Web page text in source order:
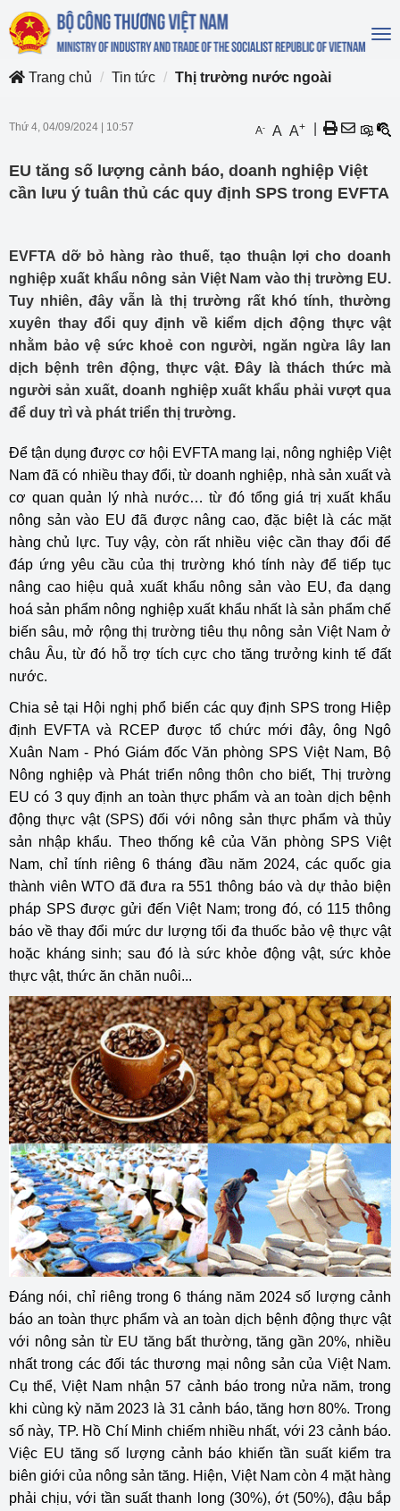
Trang chủ
Tin tức Thị trường nước ngoài
Thứ 4, 04/09/2024 10:57 A- A A+
EU tăng số lượng cảnh báo, doanh nghiệp Việt
cần lưu ý tuân thủ các quy định SPS trong EVFTA
EVFTA dỡ bỏ hàng rào thuế, tạo thuận lợi cho doanh
nghiệp xuất khẩu nông sản Việt Nam vào thị trường EU.
Tuy nhiên, đây vẫn là thị trường rất khó tính, thường
xuyên thay đổi quy định về kiểm dịch động thực vật
nhằm bảo vệ sức khoẻ con người, ngăn ngừa lây lan
dịch bệnh trên động, thực vật. Đây là thách thức mà
người sản xuất, doanh nghiệp xuất khẩu phải vượt qua
để duy trì và phát triển thị trường.
Để tận dụng được cơ hội EVFTA mang lại, nông nghiệp Việt
Nam đã có nhiều thay đổi, từ doanh nghiệp, nhà sản xuất và
cơ quan quản lý nhà nước… từ đó tổng giá trị xuất khẩu
nông sản vào EU đã được nâng cao, đặc biệt là các mặt
hàng chủ lực. Tuy vậy, còn rất nhiều việc cần thay đổi để
đáp ứng yêu cầu của thị trường khó tính này để tiếp tục
nâng cao hiệu quả xuất khẩu nông sản vào EU, đa dạng
hoá sản phẩm nông nghiệp xuất khẩu nhất là sản phẩm chế
biến sâu, mở rộng thị trường tiêu thụ nông sản Việt Nam ở
châu Âu, từ đó hỗ trợ tích cực cho tăng trưởng kinh tế đất
nước.
Chia sẻ tại Hội nghị phổ biến các quy định SPS trong Hiệp
định EVFTA và RCEP được tổ chức mới đây, ông Ngô
Xuân Nam - Phó Giám đốc Văn phòng SPS Việt Nam, Bộ
Nông nghiệp và Phát triển nông thôn cho biết, Thị trường
EU có 3 quy định an toàn thực phẩm và an toàn dịch bệnh
động thực vật (SPS) đối với nông sản thực phẩm và thủy
sản nhập khẩu. Theo thống kê của Văn phòng SPS Việt
Nam, chỉ tính riêng 6 tháng đầu năm 2024, các quốc gia
thành viên WTO đã đưa ra 551 thông báo và dự thảo biện
pháp SPS được gửi đến Việt Nam; trong đó, có 115 thông
báo về thay đổi mức dư lượng tối đa thuốc bảo vệ thực vật
hoặc kháng sinh; sau đó là sức khỏe động vật, sức khỏe
thực vật, thức ăn chăn nuôi...
Đáng nói, chỉ riêng trong 6 tháng năm 2024 số lượng cảnh
báo an toàn thực phẩm và an toàn dịch bệnh động thực vật
với nông sản từ EU tăng bất thường, tăng gần 20%, nhiều
nhất trong các đối tác thương mại nông sản của Việt Nam.
Cụ thể, Việt Nam nhận 57 cảnh báo trong nửa năm, trong
khi cùng kỳ năm 2023 là 31 cảnh báo, tăng hơn 80%. Trong
số này, TP. Hồ Chí Minh chiếm nhiều nhất, với 23 cảnh báo.
Việc EU tăng số lượng cảnh báo khiến tần suất kiểm tra
biên giới của nông sản tăng. Hiện, Việt Nam còn 4 mặt hàng
phải chịu, với tần suất thanh long (30%), ớt (50%), đậu bắp